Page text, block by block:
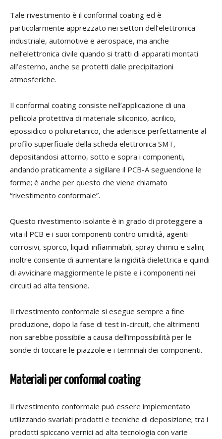
Tale rivestimento è il conformal coating ed è
particolarmente apprezzato nei settori dell’elettronica
industriale, automotive e aerospace, ma anche
nell’elettronica civile quando si tratti di apparati montati
all’esterno, anche se protetti dalle precipitazioni
atmosferiche.
Il conformal coating consiste nell’applicazione di una
pellicola protettiva di materiale siliconico, acrilico,
epossidico o poliuretanico, che aderisce perfettamente al
profilo superficiale della scheda elettronica SMT,
depositandosi attorno, sotto e sopra i componenti,
andando praticamente a sigillare il PCB-A seguendone le
forme; è anche per questo che viene chiamato
“rivestimento conformale”.
Questo rivestimento isolante è in grado di proteggere a
vita il PCB e i suoi componenti contro umidità, agenti
corrosivi, sporco, liquidi infiammabili, spray chimici e salini;
inoltre consente di aumentare la rigidità dielettrica e quindi
di avvicinare maggiormente le piste e i componenti nei
circuiti ad alta tensione.
Il rivestimento conformale si esegue sempre a fine
produzione, dopo la fase di test in-circuit, che altrimenti
non sarebbe possibile a causa dell’impossibilità per le
sonde di toccare le piazzole e i terminali dei componenti.
Materiali per conformal coating
Il rivestimento conformale può essere implementato
utilizzando svariati prodotti e tecniche di deposizione; tra i
prodotti spiccano vernici ad alta tecnologia con varie